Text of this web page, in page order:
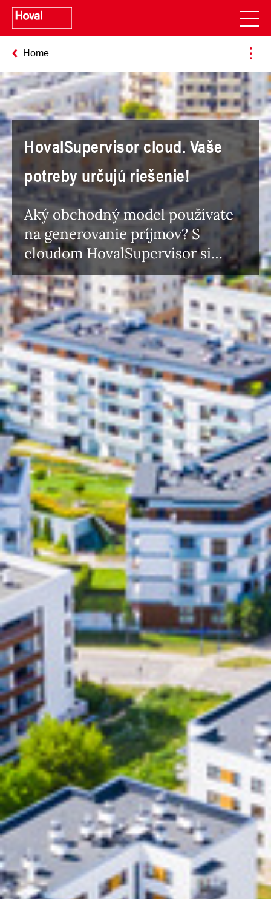
Home
HovalSupervisor cloud. Vaše
potreby určujú riešenie!
Aký obchodný model používate
na generovanie príjmov? S
cloudom HovalSupervisor si
individuálne určíte, čo vyhovuje
vášmu obchodnému modelu.
Vaše požiadavky definujú služby,
ktoré od nás dostanete – na
rozdiel od štandardných riešení,
ktoré ponúka mnoho
konkurentov.